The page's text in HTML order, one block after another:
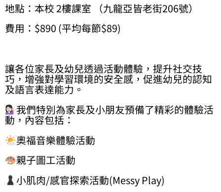
地點：本校 2樓課室 （九龍亞皆老街206號）
費用：$890 (平均每節$89)
讓各位家長及幼兒透過活動體驗，提升社交技
巧，增強對學習環境的安全感，促進幼兒的認知
及語言表達能力。
我們特別為家長及小朋友預備了精彩的體驗活
動，內容包括：
奧福音樂體驗活動
親子圖工活動
小肌肉/感官探索活動(Messy Play)